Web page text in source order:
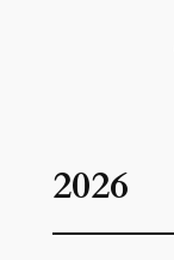
2026